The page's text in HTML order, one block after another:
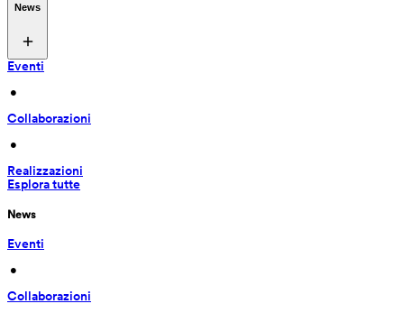
News
Eventi
•
Collaborazioni
•
Realizzazioni
Esplora tutte
News
Eventi
•
Collaborazioni